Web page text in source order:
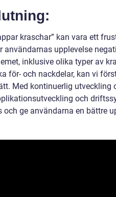
kraschar” kan vara ett
användarnas upplevelse
inklusive olika typer av
för- och nackdelar, kan vi
Med kontinuerlig utveckling
och
och ge användarna en bättre